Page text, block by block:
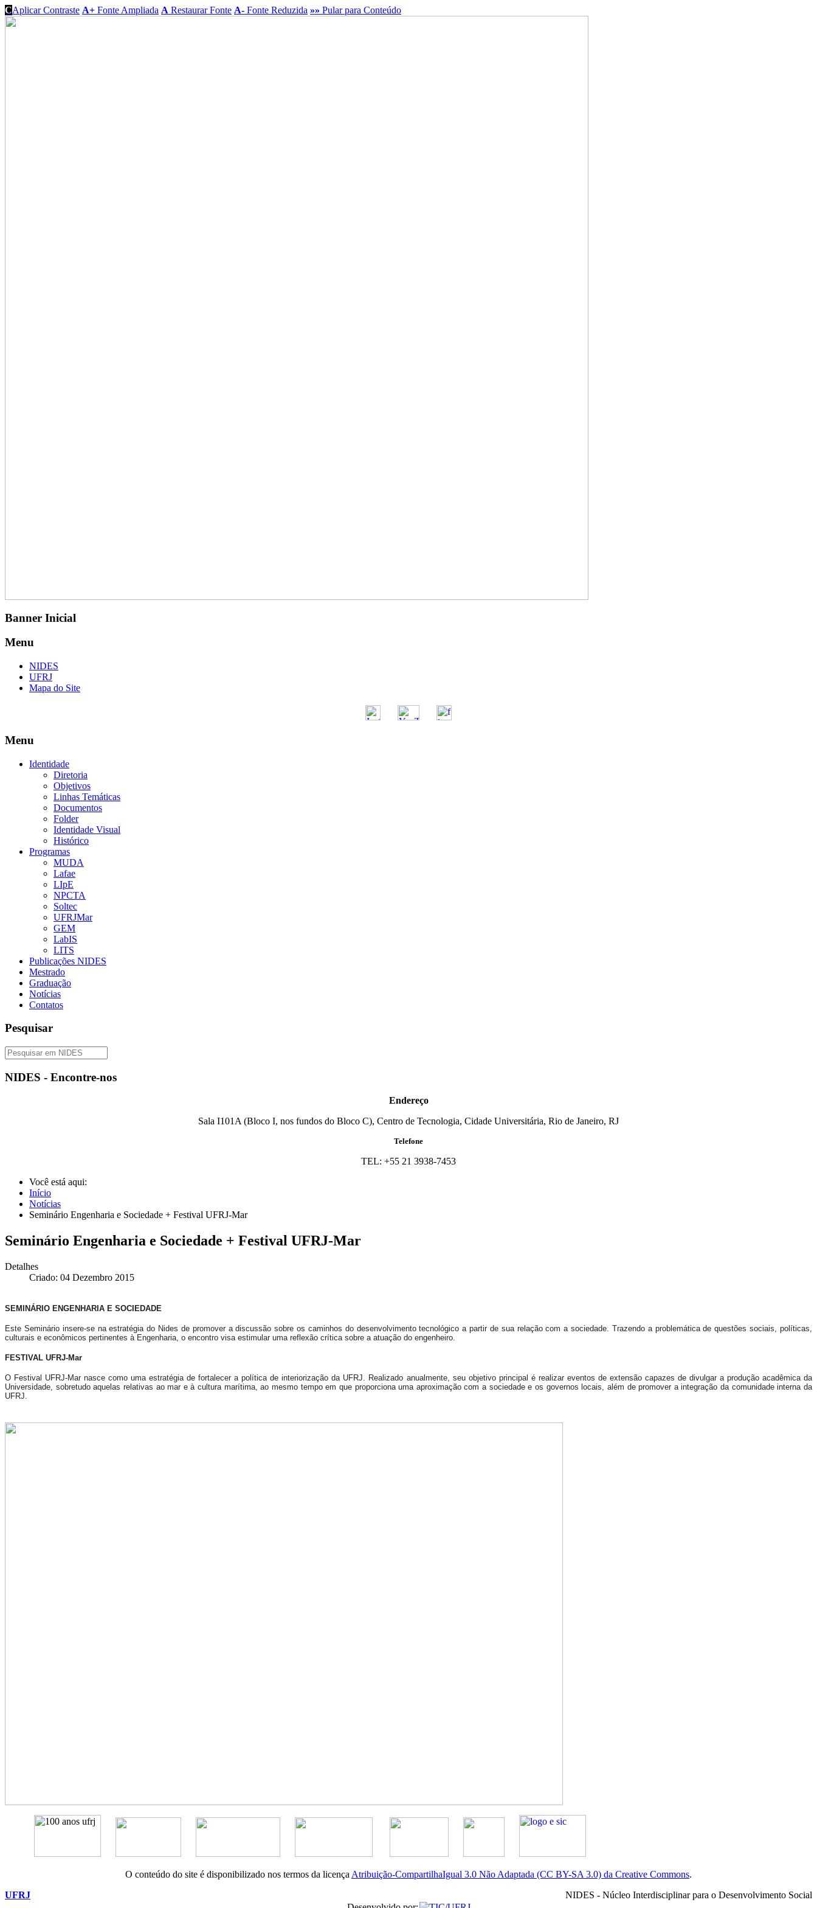
CAplicar Contraste A+ Fonte Ampliada A Restaurar Fonte A- Fonte Reduzida »» Pular para Conteúdo
Banner Inicial
Menu
NIDES
UFRJ
Mapa do Site
Menu
Identidade
Diretoria
Objetivos
Linhas Temáticas
Documentos
Folder
Identidade Visual
Histórico
Programas
MUDA
Lafae
LIpE
NPCTA
Soltec
UFRJMar
GEM
LabIS
LITS
Publicações NIDES
Mestrado
Graduação
Notícias
Contatos
Pesquisar
NIDES - Encontre-nos
Endereço
Sala I101A (Bloco I, nos fundos do Bloco C), Centro de Tecnologia, Cidade Universitária, Rio de Janeiro, RJ
Telefone
TEL: +55 21 3938-7453
Você está aqui:
Início
Notícias
Seminário Engenharia e Sociedade + Festival UFRJ-Mar
Seminário Engenharia e Sociedade + Festival UFRJ-Mar
Detalhes
Criado: 04 Dezembro 2015
SEMINÁRIO ENGENHARIA E SOCIEDADE
Este Seminário insere-se na estratégia do Nides de promover a discussão sobre os caminhos do desenvolvimento tecnológico a partir de sua relação com a sociedade. Trazendo a problemática de questões sociais, políticas,
culturais e econômicos pertinentes à Engenharia, o encontro visa estimular uma reflexão crítica sobre a atuação do engenheiro.
FESTIVAL UFRJ-Mar
O Festival UFRJ-Mar nasce como uma estratégia de fortalecer a política de interiorização da UFRJ. Realizado anualmente, seu objetivo principal é realizar eventos de extensão capazes de divulgar a produção acadêmica da
Universidade, sobretudo aquelas relativas ao mar e à cultura marítima, ao mesmo tempo em que proporciona uma aproximação com a sociedade e os governos locais, além de promover a integração da comunidade interna da
UFRJ.
O conteúdo do site é disponibilizado nos termos da licença Atribuição-CompartilhaIgual 3.0 Não Adaptada (CC BY-SA 3.0) da Creative Commons.
UFRJ
NIDES - Núcleo Interdisciplinar para o Desenvolvimento Social